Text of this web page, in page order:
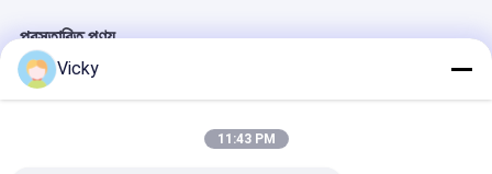
প্রস্তাবিত পণ্য
Vicky
11:43 PM